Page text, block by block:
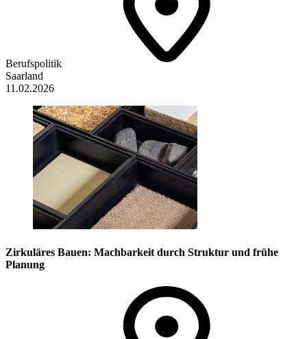
Berufspolitik
Saarland
11.02.2026
Zirkuläres Bauen: Machbarkeit durch Struktur und frühe
Planung